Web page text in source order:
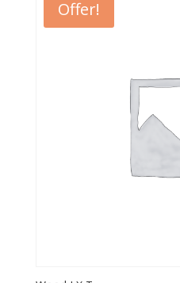
Offer!